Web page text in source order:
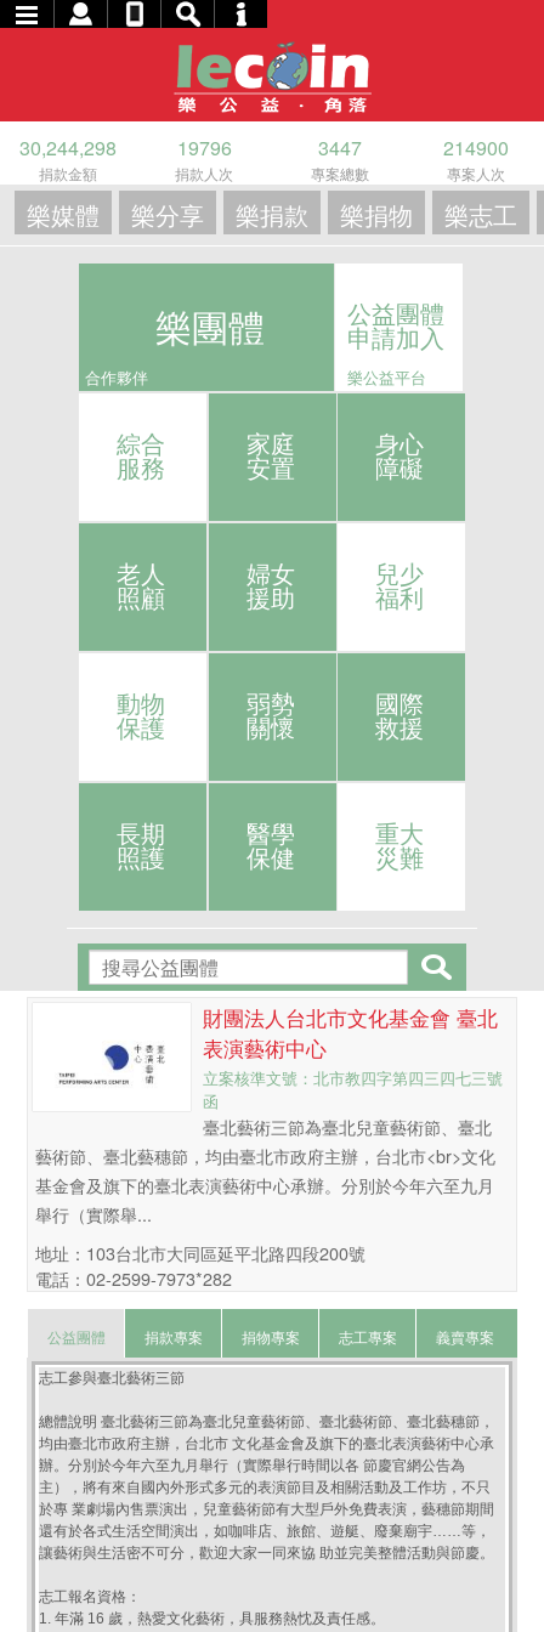
30,244,298
捐款金額
19796
捐款人次
3447
專案總數
214900
專案人次
樂媒體 樂分享 樂捐款 樂捐物 樂志工
樂團體
合作夥伴
公益團體
申請加入
樂公益平台
綜合
服務
家庭
安置
身心
障礙
老人
照顧
婦女
援助
兒少
福利
動物
保護
弱勢
關懷
國際
救援
長期
照護
醫學
保健
重大
災難
財團法人台北市文化基金會 臺北
表演藝術中心
立案核準文號：北市教四字第四三四七三號
函
臺北藝術三節為臺北兒童藝術節、臺北
藝術節、臺北藝穗節，均由臺北市政府主辦，台北市<br>文化
基金會及旗下的臺北表演藝術中心承辦。分別於今年六至九月
舉行（實際舉...
地址：103台北市大同區延平北路四段200號
電話：02-2599-7973*282
公益團體 捐款專案 捐物專案 志工專案 義賣專案
志工參與臺北藝術三節
總體說明 臺北藝術三節為臺北兒童藝術節、臺北藝術節、臺北藝穗節，
均由臺北市政府主辦，台北市 文化基金會及旗下的臺北表演藝術中心承
辦。分別於今年六至九月舉行（實際舉行時間以各 節慶官網公告為
主），將有來自國內外形式多元的表演節目及相關活動及工作坊，不只
於專 業劇場內售票演出，兒童藝術節有大型戶外免費表演，藝穗節期間
還有於各式生活空間演出，如咖啡店、旅館、遊艇、廢棄廟宇……等，
讓藝術與生活密不可分，歡迎大家一同來協 助並完美整體活動與節慶。
志工報名資格：
1. 年滿 16 歲，熱愛文化藝術，具服務熱忱及責任感。